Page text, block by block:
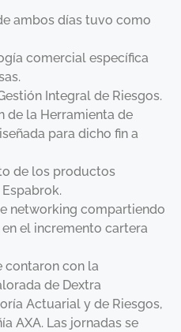
ambos días tuvo como
comercial específica
Integral de Riesgos.
de la Herramienta de
para dicho fin a
de los productos
networking compartiendo
el incremento cartera
contaron con la
de Dextra
Actuarial y de Riesgos,
AXA. Las jornadas se